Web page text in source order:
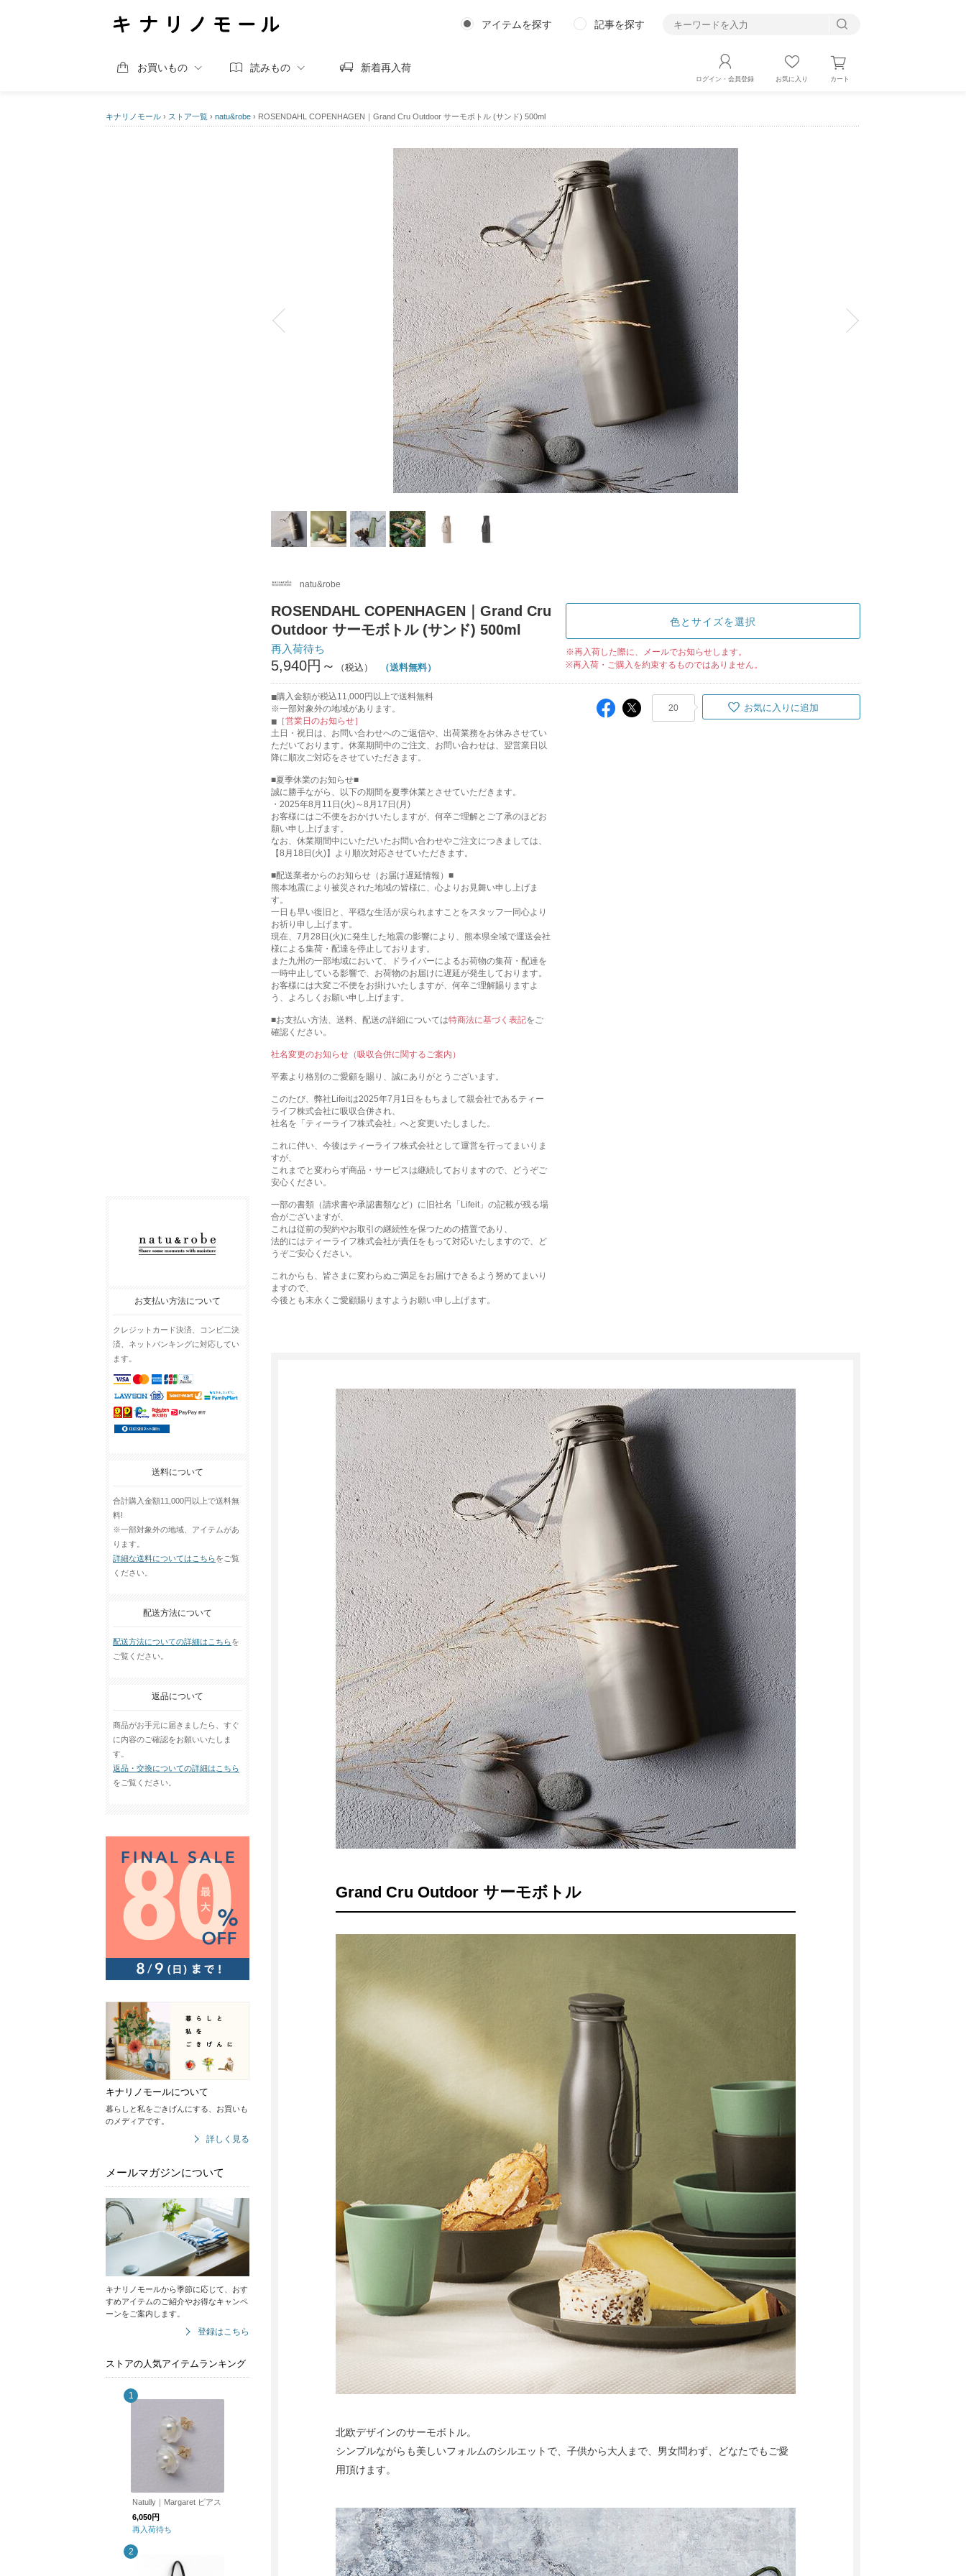
アイテムを探す 記事を探す
お買いもの 読みもの 新着再入荷
ログイン・会員登録 お気に入り カート
キナリノモール › ストア一覧 › natu&robe › ROSENDAHL COPENHAGEN｜Grand Cru Outdoor サーモボトル (サンド) 500ml
お支払い方法について
クレジットカード決済、コンビ二決
済、ネットバンキングに対応してい
ます。
送料について
合計購入金額11,000円以上で送料無
料!
※一部対象外の地域、アイテムがあ
ります。
詳細な送料についてはこちらをご覧
ください。
配送方法について
配送方法についての詳細はこちらを
ご覧ください。
返品について
商品がお手元に届きましたら、すぐ
に内容のご確認をお願いいたしま
す。
返品・交換についての詳細はこちら
をご覧ください。
キナリノモールについて
暮らしと私をごきげんにする、お買いも
のメディアです。
詳しく見る
メールマガジンについて
キナリノモールから季節に応じて、おす
すめアイテムのご紹介やお得なキャンペ
ーンをご案内します。
登録はこちら
ストアの人気アイテムランキング
Natully｜Margaret ピアス
6,050円
再入荷待ち
natu&robe
ROSENDAHL COPENHAGEN｜Grand Cru
Outdoor サーモボトル (サンド) 500ml
再入荷待ち
5,940円～ （送料無料）
色とサイズを選択
※再入荷した際に、メールでお知らせします。
※再入荷・ご購入を約束するものではありません。
購入金額が税込11,000円以上で送料無料
※一部対象外の地域があります。
［営業日のお知らせ］
土日・祝日は、お問い合わせへのご返信や、出荷業務をお休みさせてい
ただいております。休業期間中のご注文、お問い合わせは、翌営業日以
降に順次ご対応をさせていただきます。
■夏季休業のお知らせ■
誠に勝手ながら、以下の期間を夏季休業とさせていただきます。
・2025年8月11日(火)～8月17日(月)
お客様にはご不便をおかけいたしますが、何卒ご理解とご了承のほどお
願い申し上げます。
なお、休業期間中にいただいたお問い合わせやご注文につきましては、
【8月18日(火)】より順次対応させていただきます。
■配送業者からのお知らせ（お届け遅延情報）■
熊本地震により被災された地域の皆様に、心よりお見舞い申し上げま
す。
一日も早い復旧と、平穏な生活が戻られますことをスタッフ一同心より
お祈り申し上げます。
現在、7月28日(火)に発生した地震の影響により、熊本県全域で運送会社
様による集荷・配達を停止しております。
また九州の一部地域において、ドライバーによるお荷物の集荷・配達を
一時中止している影響で、お荷物のお届けに遅延が発生しております。
お客様には大変ご不便をお掛けいたしますが、何卒ご理解賜りますよ
う、よろしくお願い申し上げます。
■お支払い方法、送料、配送の詳細については特商法に基づく表記をご
確認ください。
社名変更のお知らせ（吸収合併に関するご案内）
平素より格別のご愛顧を賜り、誠にありがとうございます。
このたび、弊社Lifeitは2025年7月1日をもちまして親会社であるティー
ライフ株式会社に吸収合併され、
社名を「ティーライフ株式会社」へと変更いたしました。
これに伴い、今後はティーライフ株式会社として運営を行ってまいりま
すが、
これまでと変わらず商品・サービスは継続しておりますので、どうぞご
安心ください。
一部の書類（請求書や承認書類など）に旧社名「Lifeit」の記載が残る場
合がございますが、
これは従前の契約やお取引の継続性を保つための措置であり、
法的にはティーライフ株式会社が責任をもって対応いたしますので、ど
うぞご安心ください。
これからも、皆さまに変わらぬご満足をお届けできるよう努めてまいり
ますので、
今後とも末永くご愛顧賜りますようお願い申し上げます。
20 お気に入りに追加
Grand Cru Outdoor サーモボトル
北欧デザインのサーモボトル。
シンプルながらも美しいフォルムのシルエットで、子供から大人まで、男女問わず、どなたでもご愛
用頂けます。